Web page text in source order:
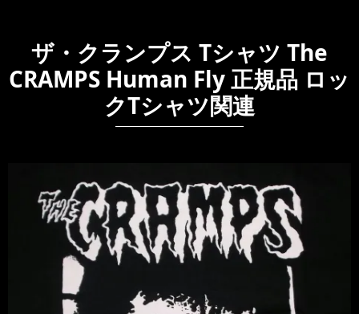
ザ・クランプス Tシャツ The
CRAMPS Human Fly 正規品 ロッ
クTシャツ関連